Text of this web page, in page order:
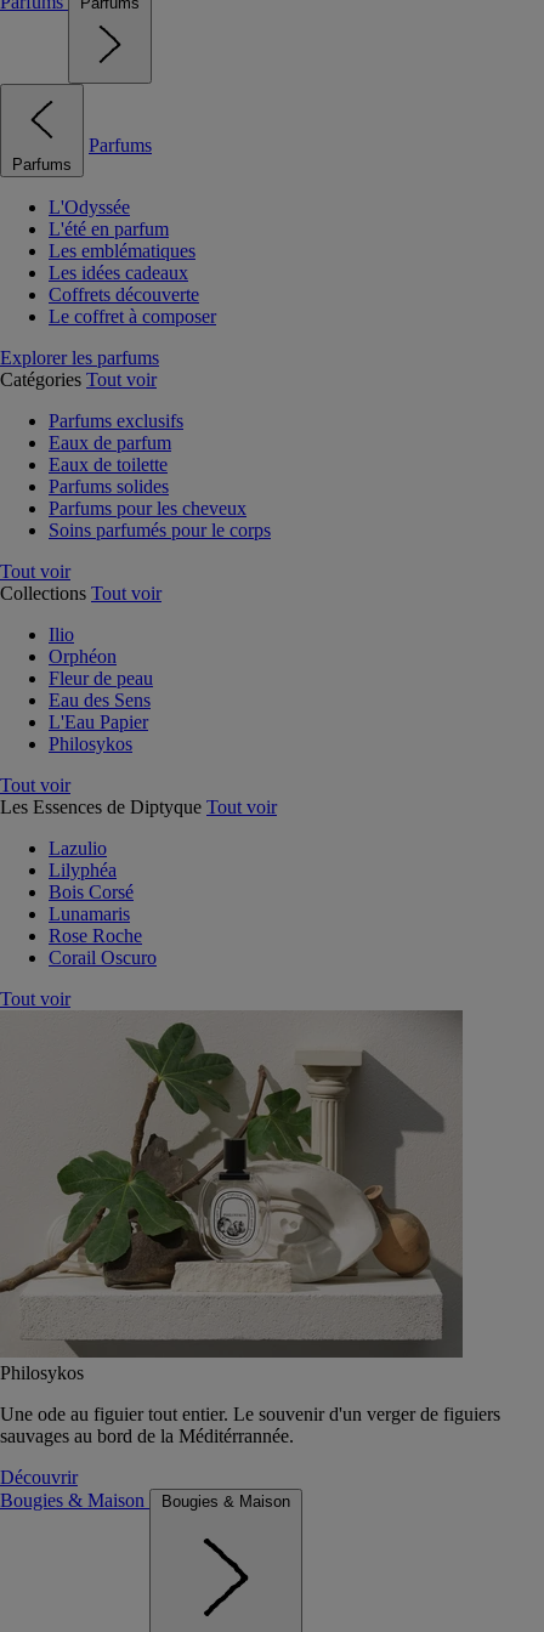
Parfums
Parfums
L'Odyssée
L'été en parfum
Les emblématiques
Les idées cadeaux
Coffrets découverte
Le coffret à composer
Explorer les parfums
Catégories Tout voir
Parfums exclusifs
Eaux de parfum
Eaux de toilette
Parfums solides
Parfums pour les cheveux
Soins parfumés pour le corps
Tout voir
Collections Tout voir
Ilio
Orphéon
Fleur de peau
Eau des Sens
L'Eau Papier
Philosykos
Tout voir
Les Essences de Diptyque Tout voir
Lazulio
Lilyphéa
Bois Corsé
Lunamaris
Rose Roche
Corail Oscuro
Tout voir
Philosykos
Une ode au figuier tout entier. Le souvenir d'un verger de figuiers
sauvages au bord de la Méditérrannée.
Découvrir
Bougies & Maison
Bougies & Maison